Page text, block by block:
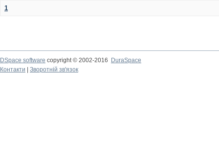
1
DSpace software copyright © 2002-2016
DuraSpace
Контакти
Зворотній зв'язок